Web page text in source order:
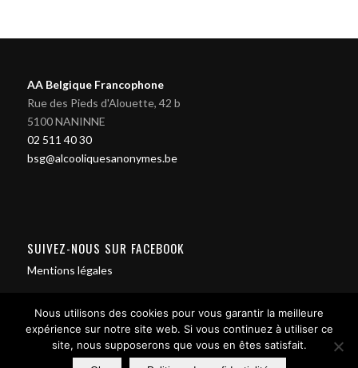
AA Belgique Francophone
Rue des Pieds d'Alouette, 42 b
5100 NANINNE
02 511 40 30
bsg@alcooliquesanonymes.be
SUIVEZ-NOUS SUR FACEBOOK
Mentions légales
Nous utilisons des cookies pour vous garantir la meilleure
expérience sur notre site web. Si vous continuez à utiliser ce
site, nous supposerons que vous en êtes satisfait.
Contact us